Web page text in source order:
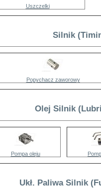
Uszczelki
Silnik
Popychacz zaworowy
Olej Silnik
Pompa oleju
Ukł. Paliwa Silnik